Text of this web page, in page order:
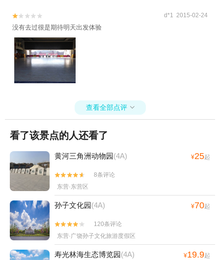

 d*1 2015-02-24
没有去过很是期待明天出发体验
查看全部点评 
看了该景点的人还看了
黄河三角洲动物园(4A) ¥25起


8条评论
东营·东营区
孙子文化园(4A) ¥70起


120条评论
东营·广饶孙子文化旅游度假区
寿光林海生态博览园(4A) ¥19.9起